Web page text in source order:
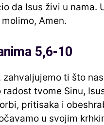
da Isus živi u nama.
Amen.
5,6-10
zahvaljujemo ti što
radost tvome Sinu,
pritisaka i
u svojim